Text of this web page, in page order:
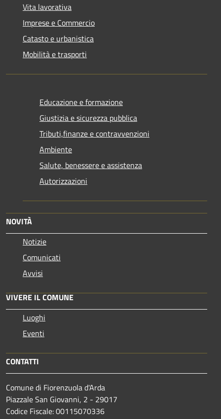
Vita lavorativa
Imprese e Commercio
Catasto e urbanistica
Mobilità e trasporti
Educazione e formazione
Giustizia e sicurezza pubblica
Tributi,finanze e contravvenzioni
Ambiente
Salute, benessere e assistenza
Autorizzazioni
NOVITÀ
Notizie
Comunicati
Avvisi
VIVERE IL COMUNE
Luoghi
Eventi
CONTATTI
Comune di Fiorenzuola d'Arda
Piazzale San Giovanni, 2 - 29017
Codice Fiscale: 00115070336